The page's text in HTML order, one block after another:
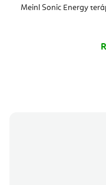
Meinl Sonic Energy